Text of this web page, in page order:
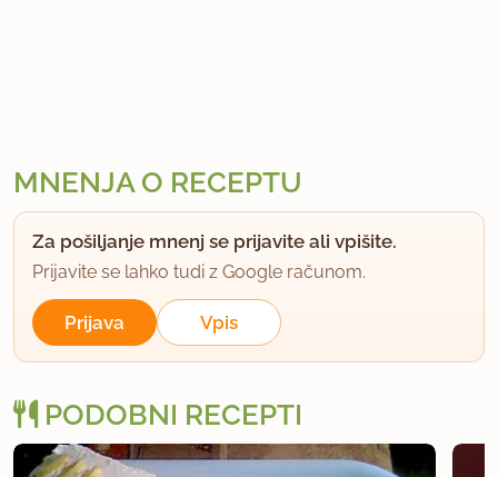
MNENJA O RECEPTU
Za pošiljanje mnenj se prijavite ali vpišite.
Prijavite se lahko tudi z Google računom.
Prijava Vpis
PODOBNI RECEPTI